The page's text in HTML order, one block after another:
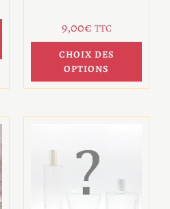
9,00€ TTC
CHOIX DES
OPTIONS